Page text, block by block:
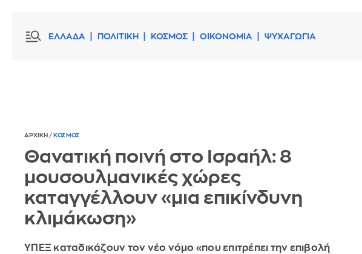
ΕΛΛΑΔΑ ΠΟΛΙΤΙΚΗ ΚΟΣΜΟΣ ΟΙΚΟΝΟΜΙΑ ΨΥΧΑΓΩΓΙΑ
ΑΡΧΙΚΗ / ΚΟΣΜΟΣ
Θανατική ποινή στο Ισραήλ: 8
μουσουλμανικές χώρες
καταγγέλλουν «μια επικίνδυνη
κλιμάκωση»
ΥΠΕΞ καταδικάζουν τον νέο νόμο «που επιτρέπει την επιβολή